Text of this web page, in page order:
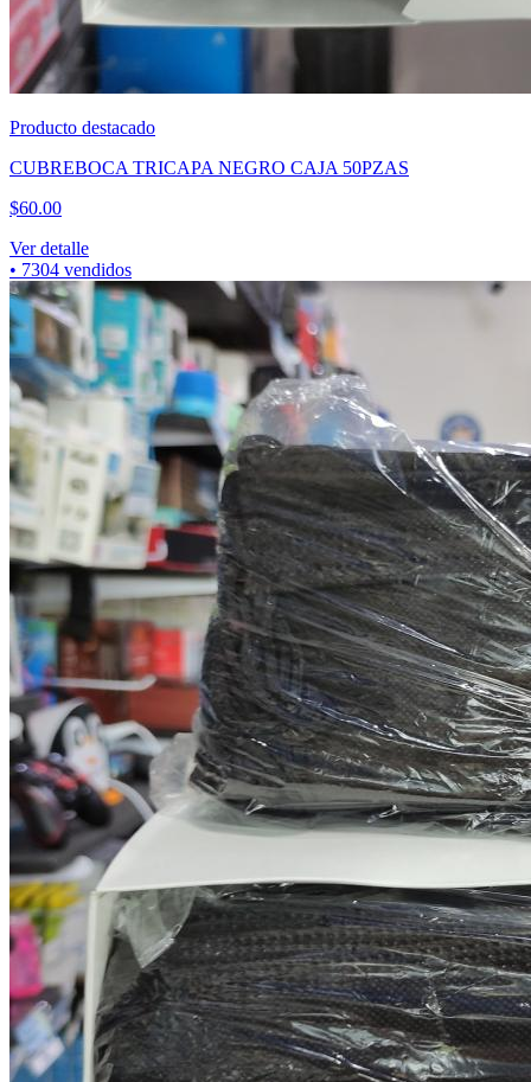
Producto destacado
CUBREBOCA TRICAPA NEGRO CAJA 50PZAS
$60.00
Ver detalle
• 7304 vendidos